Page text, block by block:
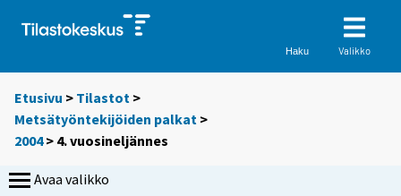
Haku Valikko
Etusivu > Tilastot >
Metsätyöntekijöiden palkat >
2004> 4. vuosineljännes
Avaa valikko